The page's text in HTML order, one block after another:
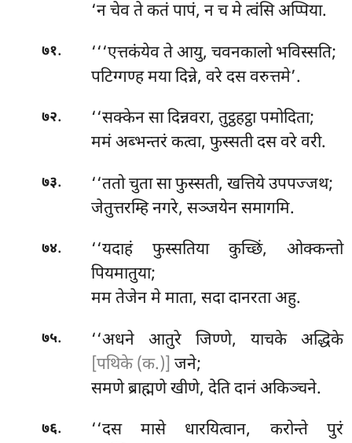
‘न चेव ते कतं पापं, न च मे त्वंसि अप्पिया.
७१. ‘‘‘एत्तकंयेवते आयु, चवनकालो भविस्सति;
पटिग्गण्ह मया दिन्ने, वरे दस वरुत्तमे’.
७२. ‘‘सक्केनसा दिन्नवरा, तुट्ठहट्ठा पमोदिता;
ममं अब्भन्तरं कत्वा, फुस्सती दस वरे वरी.
७३.
‘‘ततो चुता सा फुस्सती, खत्तिये उपपज्जथ;
जेतुत्तरम्हि नगरे, सञ्जयेन समागमि.
७४.
‘‘यदाहं फुस्सतिया कुच्छिं, ओक्कन्तो
पियमातुया;
मम तेजेन मे माता, सदा दानरता अहु.
७५.
‘‘अधने आतुरे जिण्णे, याचके अद्धिके
[पथिके (क.)] जने;
समणे ब्राह्मणे खीणे, देति दानं अकिञ्चने.
७६.
‘‘दस मासे धारयित्वान, करोन्ते पुरं